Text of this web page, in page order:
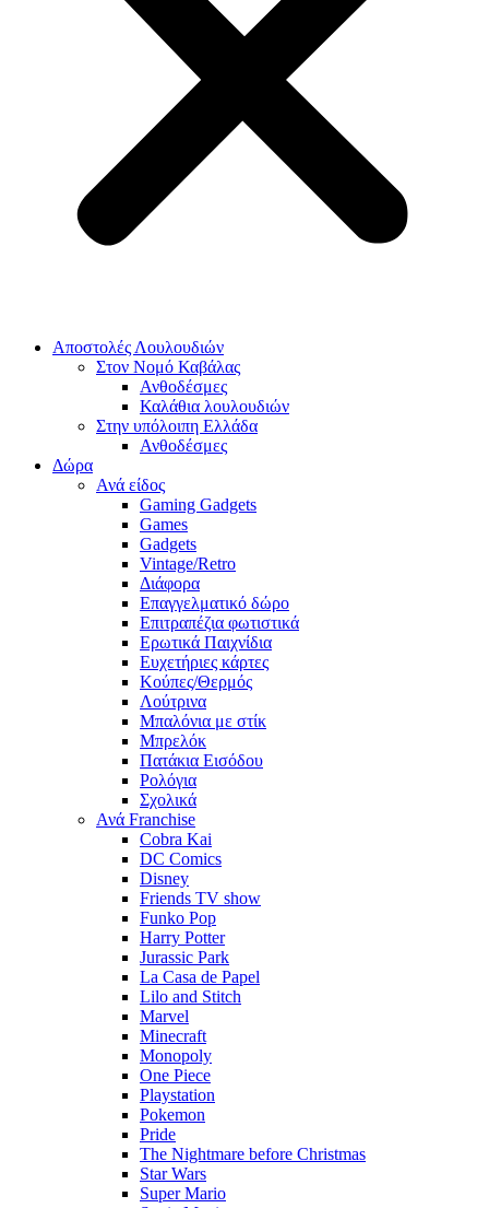
Αποστολές Λουλουδιών
Στον Νομό Καβάλας
Ανθοδέσμες
Καλάθια λουλουδιών
Στην υπόλοιπη Ελλάδα
Ανθοδέσμες
Δώρα
Ανά είδος
Gaming Gadgets
Games
Gadgets
Vintage/Retro
Διάφορα
Επαγγελματικό δώρο
Επιτραπέζια φωτιστικά
Ερωτικά Παιχνίδια
Ευχετήριες κάρτες
Κούπες/Θερμός
Λούτρινα
Μπαλόνια με στίκ
Μπρελόκ
Πατάκια Εισόδου
Ρολόγια
Σχολικά
Ανά Franchise
Cobra Kai
DC Comics
Disney
Friends TV show
Funko Pop
Harry Potter
Jurassic Park
La Casa de Papel
Lilo and Stitch
Marvel
Minecraft
Monopoly
One Piece
Playstation
Pokemon
Pride
The Nightmare before Christmas
Star Wars
Super Mario